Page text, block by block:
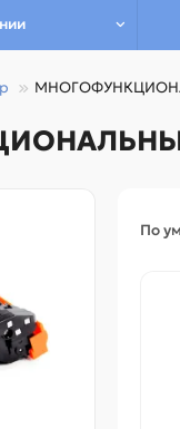
По